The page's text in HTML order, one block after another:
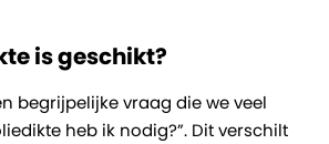
is geschikt?
begrijpelijke vraag die we veel
heb ik nodig?”. Dit verschilt